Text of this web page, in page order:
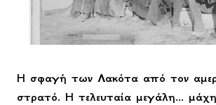
Η σφαγή των Λακότα από τον
στρατό. Η τελευταία μεγάλη...